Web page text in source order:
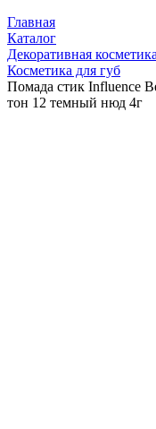
Главная
Каталог
Декоративная косметика
Косметика для губ
Помада стик Influence
тон 12 темный нюд 4г